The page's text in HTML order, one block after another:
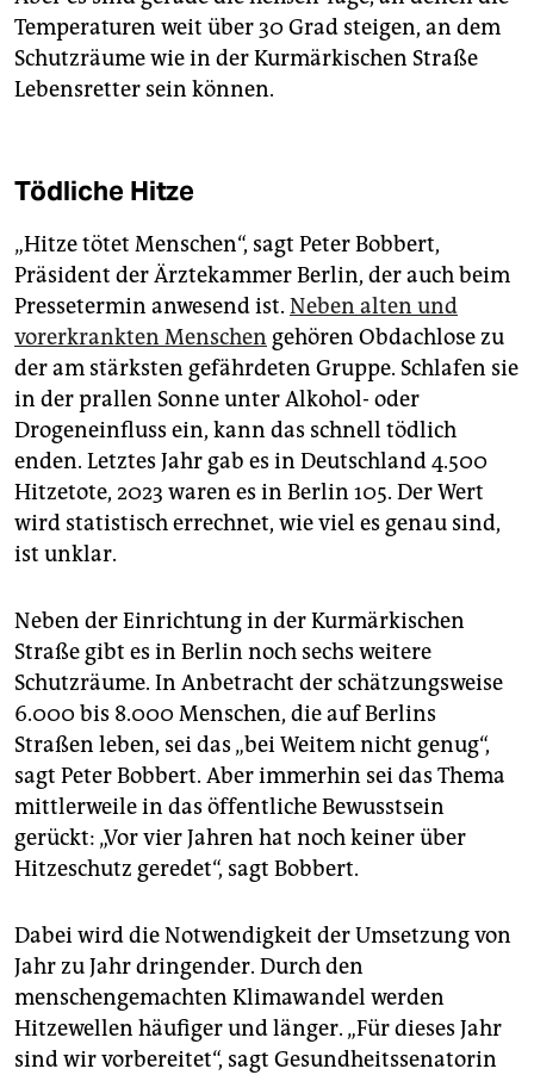
Temperaturen weit über 30 Grad steigen, an dem
Schutzräume wie in der Kurmärkischen Straße
Lebensretter sein können.
Tödliche Hitze
„Hitze tötet Menschen“, sagt Peter Bobbert,
Präsident der Ärztekammer Berlin, der auch beim
Pressetermin anwesend ist. Neben alten und
vorerkrankten Menschen gehören Obdachlose zu
der am stärksten gefährdeten Gruppe. Schlafen sie
in der prallen Sonne unter Alkohol- oder
Drogeneinfluss ein, kann das schnell tödlich
enden. Letztes Jahr gab es in Deutschland 4.500
Hitzetote, 2023 waren es in Berlin 105. Der Wert
wird statistisch errechnet, wie viel es genau sind,
ist unklar.
Neben der Einrichtung in der Kurmärkischen
Straße gibt es in Berlin noch sechs weitere
Schutzräume. In Anbetracht der schätzungsweise
6.000 bis 8.000 Menschen, die auf Berlins
Straßen leben, sei das „bei Weitem nicht genug“,
sagt Peter Bobbert. Aber immerhin sei das Thema
mittlerweile in das öffentliche Bewusstsein
gerückt: „Vor vier Jahren hat noch keiner über
Hitzeschutz geredet“, sagt Bobbert.
Dabei wird die Notwendigkeit der Umsetzung von
Jahr zu Jahr dringender. Durch den
menschengemachten Klimawandel werden
Hitzewellen häufiger und länger. „Für dieses Jahr
sind wir vorbereitet“, sagt Gesundheitssenatorin